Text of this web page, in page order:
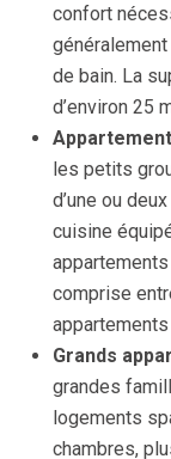
confort
de bain. La
d’environ 25
les petits
d’une ou
cuisine
comprise
Grands
grandes
logements
chambres,